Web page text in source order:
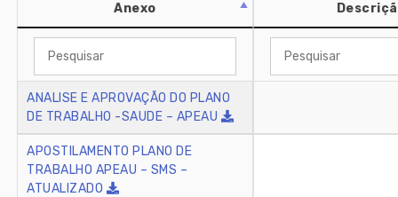
Anexo
ANALISE E APROVAÇÃO DO PLANO
DE TRABALHO -SAUDE – APEAU
APOSTILAMENTO PLANO DE
TRABALHO APEAU – SMS –
ATUALIZADO